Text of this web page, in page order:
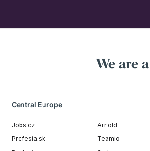
We are
Central Europe
Jobs.cz
Profesia.sk
Arnold
Teamio